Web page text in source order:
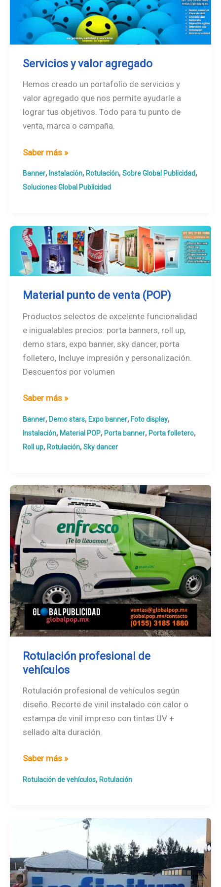
Servicios y valor agregado
Hemos creado un portafolio de servicios y
valor agregado que nos permite ayudarle a
lograr tus objetivos. Todo para tu punto de
venta, marca o campaña.
Servicios
Saber más »
Banner, Instalación, Rotulación,Sobre Global Publicidad,
Soluciones Global Publicidad
Material punto de venta (POP)
Productos selectos de excelente funcionalidad
e inigualables precios: porta banners, roll up,
demo stars, expo banner, sky dancer, porta
folletero, Incluye impresión y personalización.
Descuentos por volumen
Material
(POP)
Saber más »
Banner, Demo stars, Expo banner, Foto display,
Instalación, Material POP, Porta banner, Porta folletero,
Roll up, Rotulación,Sky dancer
Rotulación profesional de
vehículos
Rotulación profesional de vehículos según
diseño. Recorte de vinil instalado con calor o
estampa de vinil impreso con tintas UV +
sellado alta duración.
Rotulación
Saber más »
Rotulación de vehículos, Rotulación